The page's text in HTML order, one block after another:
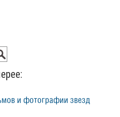
и фотографии звезд